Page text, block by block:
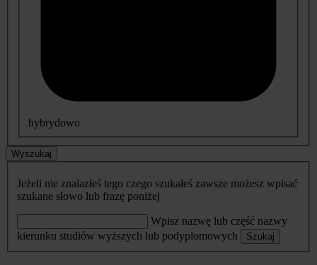
hybrydowo
Wyszukaj
Jeżeli nie znalazłeś tego czego szukałeś zawsze możesz wpisać
szukane słowo lub frazę poniżej
Wpisz nazwę lub część nazwy
kierunku studiów wyższych lub podyplomowych
Szukaj